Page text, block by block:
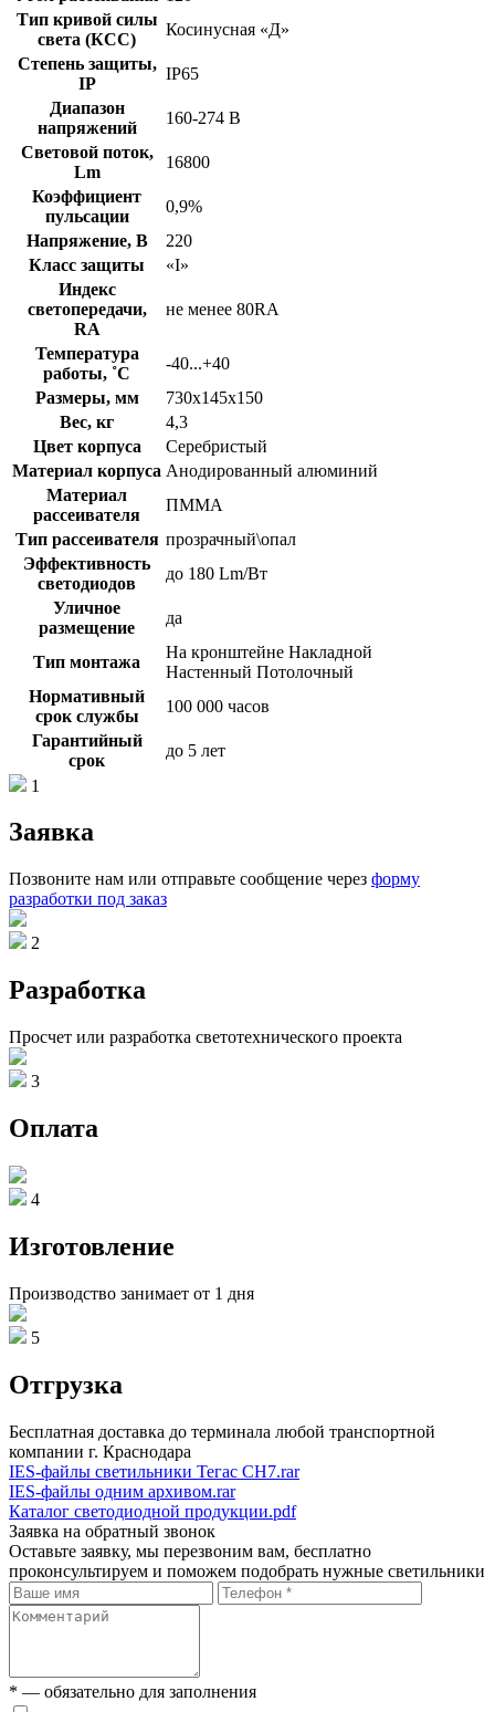
Тип кривой силы
света (КСС)
Косинусная «Д»
Степень защиты,
IP
IP65
Диапазон
напряжений
160-274 В
Световой поток,
Lm
16800
Коэффициент
пульсации
0,9%
Напряжение, В
220
Класс защиты
«I»
Индекс
светопередачи,
RA
не менее 80RA
Температура
работы, ˚С
-40...+40
Размеры, мм
730х145х150
Вес, кг
4,3
Цвет корпуса
Серебристый
Материал корпуса Анодированный алюминий
Материал
рассеивателя
ПММА
Тип рассеивателя прозрачный\опал
Эффективность
светодиодов
до 180 Lm/Вт
Уличное
размещение
да
Тип монтажа
На кронштейне Накладной
Настенный Потолочный
Нормативный
срок службы
100 000 часов
Гарантийный
срок
до 5 лет
1
Заявка
Позвоните нам или отправьте сообщение через форму
разработки под заказ
2
Разработка
Просчет или разработка светотехнического проекта
3
Оплата
4
Изготовление
Производство занимает от 1 дня
5
Отгрузка
Бесплатная доставка до терминала любой транспортной
компании г. Краснодара
IES-файлы светильники Тегас СН7.rar
IES-файлы одним архивом.rar
Каталог светодиодной продукции.pdf
Заявка на обратный звонок
Оставьте заявку, мы перезвоним вам, бесплатно
проконсультируем и поможем подобрать нужные светильники
* — обязательно для заполнения